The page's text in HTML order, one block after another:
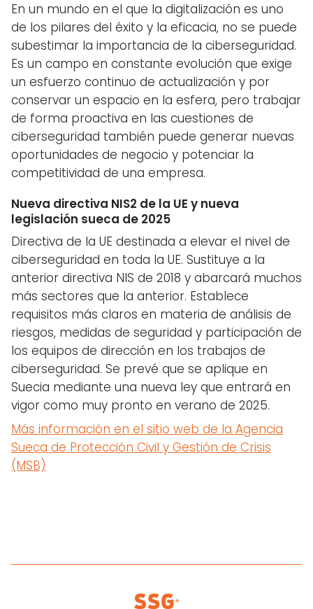
En un mundo en el que la digitalización es uno
de los pilares del éxito y la eficacia, no se puede
subestimar la importancia de la ciberseguridad.
Es un campo en constante evolución que exige
un esfuerzo continuo de actualización y por
conservar un espacio en la esfera, pero trabajar
de forma proactiva en las cuestiones de
ciberseguridad también puede generar nuevas
oportunidades de negocio y potenciar la
competitividad de una empresa.
Nueva directiva NIS2 de la UE y nueva
legislación sueca de 2025
Directiva de la UE destinada a elevar el nivel de
ciberseguridad en toda la UE. Sustituye a la
anterior directiva NIS de 2018 y abarcará muchos
más sectores que la anterior. Establece
requisitos más claros en materia de análisis de
riesgos, medidas de seguridad y participación de
los equipos de dirección en los trabajos de
ciberseguridad. Se prevé que se aplique en
Suecia mediante una nueva ley que entrará en
vigor como muy pronto en verano de 2025.
Más información en el sitio web de la Agencia
Sueca de Protección Civil y Gestión de Crisis
(MSB)